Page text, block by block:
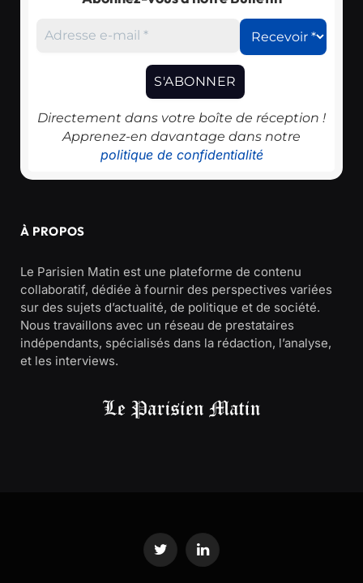
Directement dans votre boîte de réception !
Apprenez-en davantage dans notre
politique de confidentialité
À PROPOS
Le Parisien Matin est une plateforme de contenu
collaboratif, dédiée à fournir des perspectives variées
sur des sujets d’actualité, de politique et de société.
Nous travaillons avec un réseau de prestataires
indépendants, spécialisés dans la rédaction, l’analyse,
et les interviews.
Twitter LinkedIn